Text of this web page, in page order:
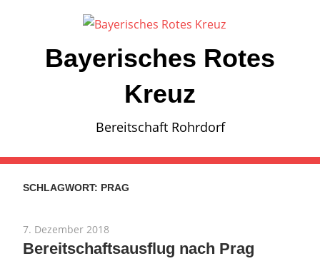
springenBayerisches Rotes
Kreuz
Bereitschaft Rohrdorf
SCHLAGWORT: PRAG
7. Dezember 2018
Bereitschaftsausflug nach Prag